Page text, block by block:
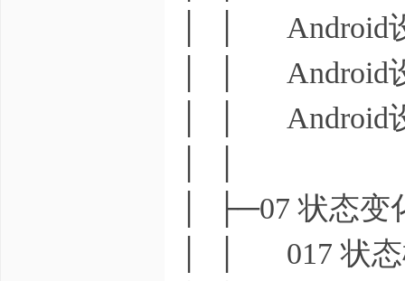
│ │ Android设
│ │ Android设
│ │ Android设
│ ├─07 状态变
│ │ 017 状态